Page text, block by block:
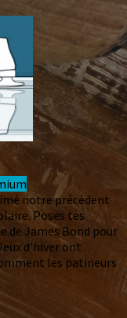
notre précédent
Poses tes
de James Bond pour
d’hiver ont
les patineurs